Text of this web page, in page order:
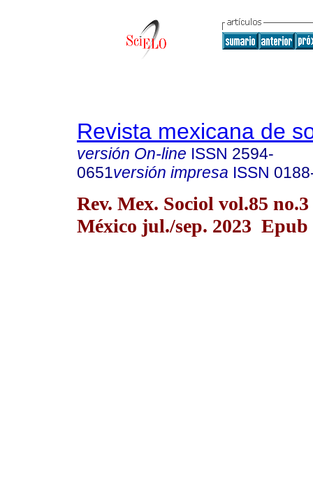
Revista mexicana de
versión On-line ISSN 2594-
0651versión impresa ISSN
Rev. Mex. Sociol vol.85
México jul./sep. 2023 Epub